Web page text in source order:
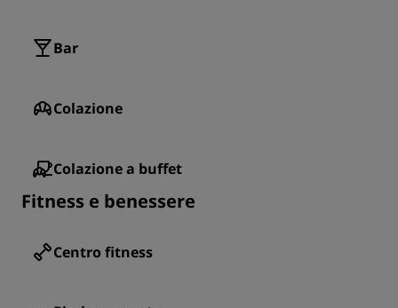
Bar
Colazione
Colazione a buffet
Fitness e benessere
Centro fitness